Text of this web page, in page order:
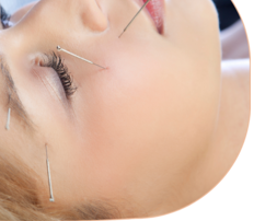
AULAS
TRATAMENTOS